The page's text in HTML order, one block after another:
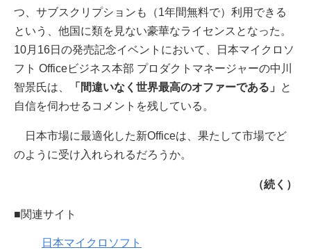
つ、サブスクリプションも（1年間無料で）利用できる
という、他国に類を見ない豪華なライセンスとなった。
10月16日の発売記念イベントにおいて、日本マイクロソ
フト Officeビジネス本部 プロダクトマネージャーの中川
智景氏は、
「間違いなく世界最高のオファーである」
と
自信を伺わせるコメントを残している。
日本市場に最適化した新Officeは、果たして市場でど
のように受け入れられるだろうか。
（続く）
■関連サイト
日本マイクロソフト